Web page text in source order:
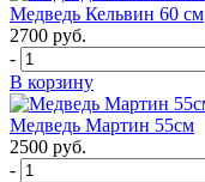
Медведь Кельвин 60 см
2700 руб.
-
В корзину
Медведь Мартин 55см
2500 руб.
-